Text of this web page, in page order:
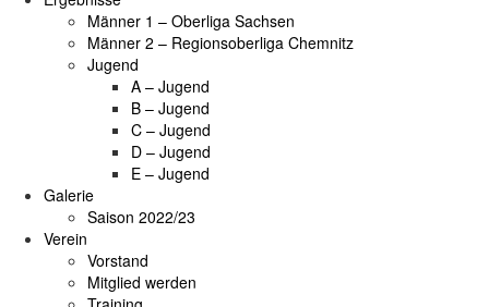
Männer 1 – Oberliga Sachsen
Männer 2 – Regionsoberliga Chemnitz
Jugend
A – Jugend
B – Jugend
C – Jugend
D – Jugend
E – Jugend
Galerie
Saison 2022/23
Verein
Vorstand
Mitglied werden